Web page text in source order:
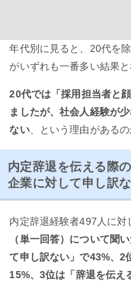
年代別に見ると、20代を
がいずれも一番多い結果と
20代では「採用担当者と
ましたが、社会人経験が
ない、という理由があるの
内定辞退を伝える際
企業に対して申し訳な
内定辞退経験者497人に対
（単一回答）について聞
て申し訳ない」で43%、2
15%、3位は「辞退を伝え